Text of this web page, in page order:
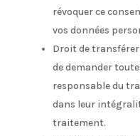
révoquer ce
vos données
Droit de transférer
de demander
responsable du
dans leur
traitement.